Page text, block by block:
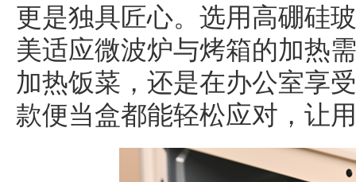
更是独具匠心。选用高硼硅
美适应微波炉与烤箱的加热
加热饭菜，还是在办公室享
款便当盒都能轻松应对，让